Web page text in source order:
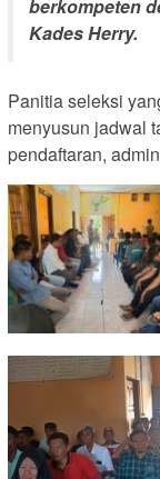
berkompeten
Kades Herry.
Panitia seleksi
menyusun jadwal
pendaftaran,